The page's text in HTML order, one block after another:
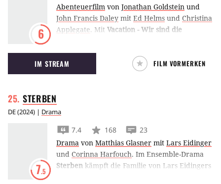
6
Abenteuerfilm von Jonathan Goldstein und
John Francis Daley mit Ed Helms und Christina
Applegate. Mit Vacation - Wir sind die
Achse ein Reboot. Darin begibt sich Ed Helms
als erwachsener Rusty Griswold mit seiner
eigenen Familie auf einen unvergesslichen
IM STREAM FILM VORMERKEN
STERBEN
DE(2024) | Drama
7.5
7.4 168
23
Drama von Matthias Glasner mit Lars Eidinger
und Corinna Harfouch. Im Ensemble-Drama
Sterben kämpft die Familie von Lars Eidingers